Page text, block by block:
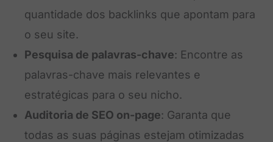
quantidade dos backlinks que apontam para
o seu site.
Pesquisa de palavras-chave: Encontre as
palavras-chave mais relevantes e
estratégicas para o seu nicho.
Auditoria de SEO on-page: Garanta que
todas as suas páginas estejam otimizadas